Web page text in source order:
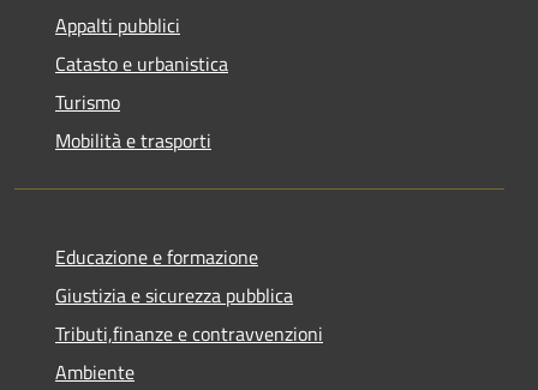
Appalti pubblici
Catasto e urbanistica
Turismo
Mobilità e trasporti
Educazione e formazione
Giustizia e sicurezza pubblica
Tributi,finanze e contravvenzioni
Ambiente